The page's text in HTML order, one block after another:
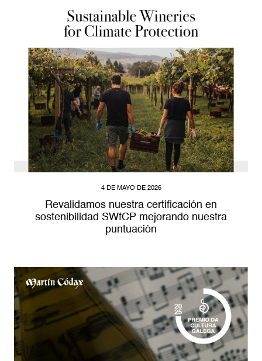
4 DE MAYO DE 2026
Revalidamos nuestra certificación en
sostenibilidad SWfCP mejorando nuestra
puntuación